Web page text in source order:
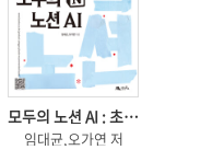
모두의 노션 AI : 초보자도 바로 써먹는 노션 입문서
임대균,오가연 저